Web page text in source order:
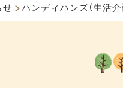
せ ハンディハンズ（生活介